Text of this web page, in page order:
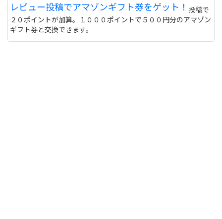
レビュー投稿でアマゾンギフト券をゲット！ 投稿で
２０ポイントが加算。１０００ポイントで５００円分のアマゾン
ギフト券と交換できます。